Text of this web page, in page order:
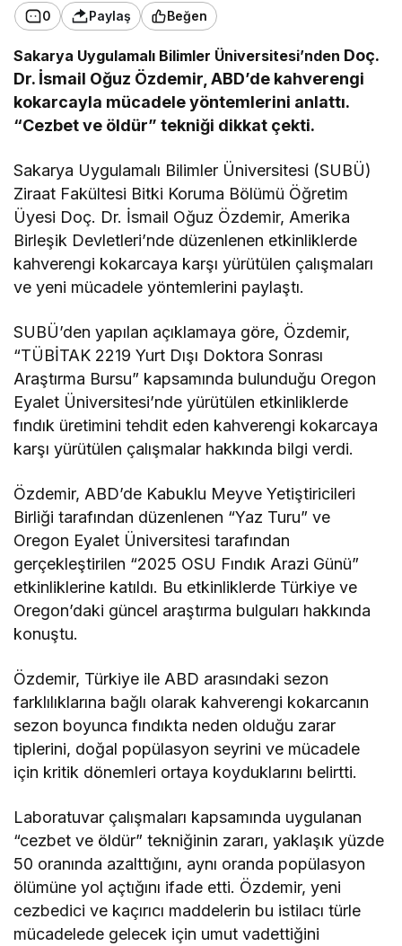
0 Paylaş Beğen
Sakarya Uygulamalı Bilimler Üniversitesi’nden Doç.
Dr. İsmail Oğuz Özdemir, ABD’de kahverengi
kokarcayla mücadele yöntemlerini anlattı.
“Cezbet ve öldür” tekniği dikkat çekti.
Sakarya Uygulamalı Bilimler Üniversitesi (SUBÜ)
Ziraat Fakültesi Bitki Koruma Bölümü Öğretim
Üyesi Doç. Dr. İsmail Oğuz Özdemir, Amerika
Birleşik Devletleri’nde düzenlenen etkinliklerde
kahverengi kokarcaya karşı yürütülen çalışmaları
ve yeni mücadele yöntemlerini paylaştı.
SUBÜ’den yapılan açıklamaya göre, Özdemir,
“TÜBİTAK 2219 Yurt Dışı Doktora Sonrası
Araştırma Bursu” kapsamında bulunduğu Oregon
Eyalet Üniversitesi’nde yürütülen etkinliklerde
fındık üretimini tehdit eden kahverengi kokarcaya
karşı yürütülen çalışmalar hakkında bilgi verdi.
Özdemir, ABD’de Kabuklu Meyve Yetiştiricileri
Birliği tarafından düzenlenen “Yaz Turu” ve
Oregon Eyalet Üniversitesi tarafından
gerçekleştirilen “2025 OSU Fındık Arazi Günü”
etkinliklerine katıldı. Bu etkinliklerde Türkiye ve
Oregon’daki güncel araştırma bulguları hakkında
konuştu.
Özdemir, Türkiye ile ABD arasındaki sezon
farklılıklarına bağlı olarak kahverengi kokarcanın
sezon boyunca fındıkta neden olduğu zarar
tiplerini, doğal popülasyon seyrini ve mücadele
için kritik dönemleri ortaya koyduklarını belirtti.
Laboratuvar çalışmaları kapsamında uygulanan
“cezbet ve öldür” tekniğinin zararı, yaklaşık yüzde
50 oranında azalttığını, aynı oranda popülasyon
ölümüne yol açtığını ifade etti. Özdemir, yeni
cezbedici ve kaçırıcı maddelerin bu istilacı türle
mücadelede gelecek için umut vadettiğini